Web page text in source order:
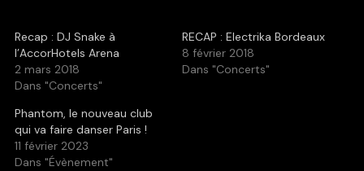
Recap : DJ Snake à
l’AccorHotels Arena
2 mars 2018
Dans "Concerts"
RECAP : Electrika Bordeaux
8 février 2018
Dans "Concerts"
Phantom, le nouveau club
qui va faire danser Paris !
11 février 2023
Dans "Évènement"